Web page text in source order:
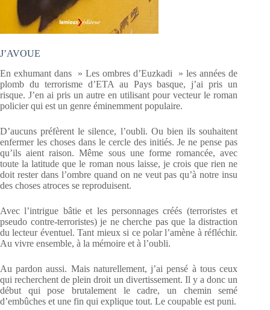
J’AVOUE
En exhumant dans » Les ombres d’Euzkadi » les années de
plomb du terrorisme d’ETA au Pays basque, j’ai pris un
risque. J’en ai pris un autre en utilisant pour vecteur le roman
policier qui est un genre éminemment populaire.
D’aucuns préfèrent le silence, l’oubli. Ou bien ils souhaitent
enfermer les choses dans le cercle des initiés. Je ne pense pas
qu’ils aient raison. Même sous une forme romancée, avec
toute la latitude que le roman nous laisse, je crois que rien ne
doit rester dans l’ombre quand on ne veut pas qu’à notre insu
des choses atroces se reproduisent.
Avec l’intrigue bâtie et les personnages créés (terroristes et
pseudo contre-terroristes) je ne cherche pas que la distraction
du lecteur éventuel. Tant mieux si ce polar l’amène à réfléchir.
Au vivre ensemble, à la mémoire et à l’oubli.
Au pardon aussi. Mais naturellement, j’ai pensé à tous ceux
qui recherchent de plein droit un divertissement. Il y a donc un
début qui pose brutalement le cadre, un chemin semé
d’embûches et une fin qui explique tout. Le coupable est puni.